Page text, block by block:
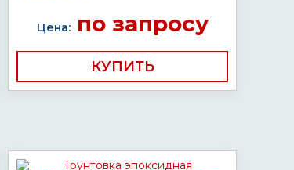
Цена:по запросу
КУПИТЬ